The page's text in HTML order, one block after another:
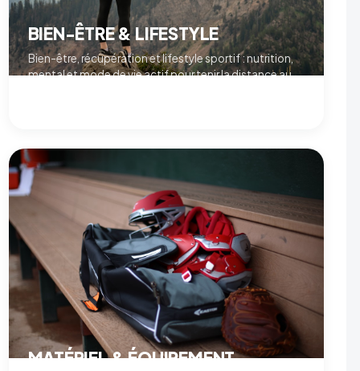
BIEN-ÊTRE & LIFESTYLE
Bien-être, récupération et lifestyle sportif : nutrition,
mental et mode de vie actif pour tenir la distance au
MATÉRIEL & ÉQUIPEMENT